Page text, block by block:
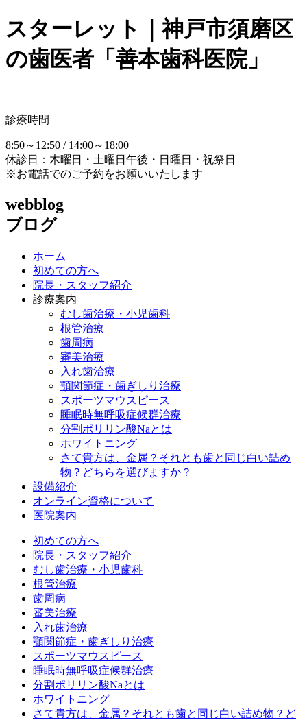
スターレット｜神戸市須磨区
の歯医者「善本歯科医院」
診療時間
8:50～12:50 / 14:00～18:00
休診日：木曜日・土曜日午後・日曜日・祝祭日
※お電話でのご予約をお願いいたします
webblog
ブログ
ホーム
初めての方へ
院長・スタッフ紹介
診療案内
むし歯治療・小児歯科
根管治療
歯周病
審美治療
入れ歯治療
顎関節症・歯ぎしり治療
スポーツマウスピース
睡眠時無呼吸症候群治療
分割ポリリン酸Naとは
ホワイトニング
さて貴方は、金属？それとも歯と同じ白い詰め
物？どちらを選びますか？
設備紹介
オンライン資格について
医院案内
初めての方へ
院長・スタッフ紹介
むし歯治療・小児歯科
根管治療
歯周病
審美治療
入れ歯治療
顎関節症・歯ぎしり治療
スポーツマウスピース
睡眠時無呼吸症候群治療
分割ポリリン酸Naとは
ホワイトニング
さて貴方は、金属？それとも歯と同じ白い詰め物？ど